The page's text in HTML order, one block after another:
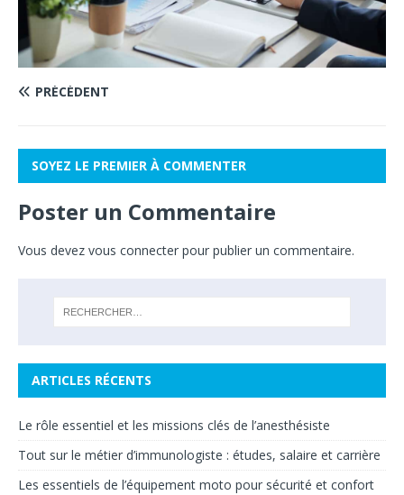
PRÉCÉDENT
SOYEZ LE PREMIER À COMMENTER
Poster un Commentaire
Vous devez vous connecter pour publier un commentaire.
ARTICLES RÉCENTS
Le rôle essentiel et les missions clés de l’anesthésiste
Tout sur le métier d’immunologiste : études, salaire et carrière
Les essentiels de l’équipement moto pour sécurité et confort